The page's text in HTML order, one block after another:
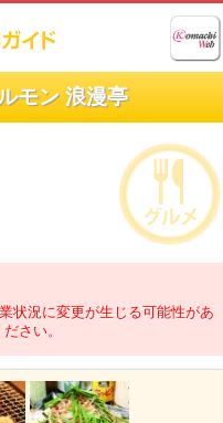
モン 浪漫亭
状況に変更が生じる可能性があ
さい。